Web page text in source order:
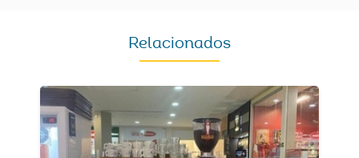
Relacionados